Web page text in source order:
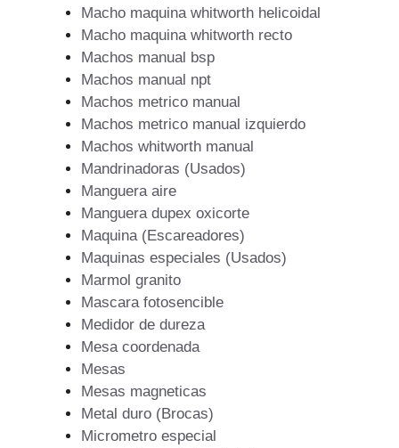
Macho maquina whitworth helicoidal
Macho maquina whitworth recto
Machos manual bsp
Machos manual npt
Machos metrico manual
Machos metrico manual izquierdo
Machos whitworth manual
Mandrinadoras (Usados)
Manguera aire
Manguera dupex oxicorte
Maquina (Escareadores)
Maquinas especiales (Usados)
Marmol granito
Mascara fotosencible
Medidor de dureza
Mesa coordenada
Mesas
Mesas magneticas
Metal duro (Brocas)
Micrometro especial